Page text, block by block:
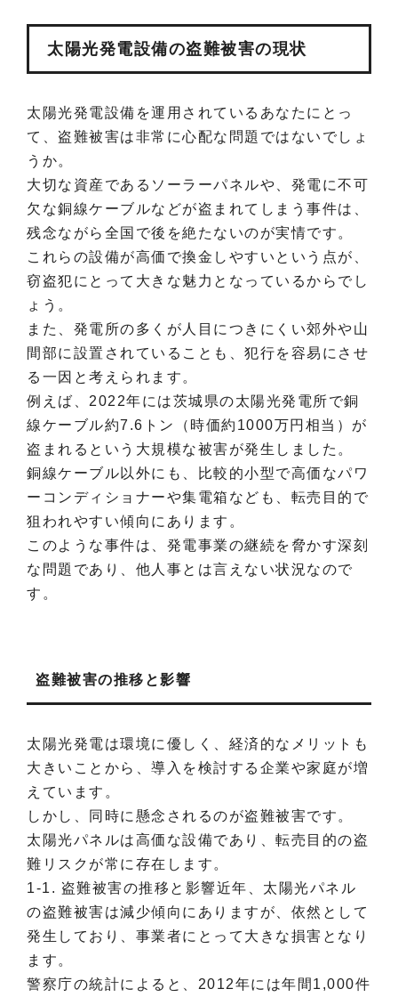
太陽光発電設備の盗難被害の現状
太陽光発電設備を運用されているあなたにとっ
て、盗難被害は非常に心配な問題ではないでしょ
うか。
大切な資産であるソーラーパネルや、発電に不可
欠な銅線ケーブルなどが盗まれてしまう事件は、
残念ながら全国で後を絶たないのが実情です。
これらの設備が高価で換金しやすいという点が、
窃盗犯にとって大きな魅力となっているからでし
ょう。
また、発電所の多くが人目につきにくい郊外や山
間部に設置されていることも、犯行を容易にさせ
る一因と考えられます。
例えば、2022年には茨城県の太陽光発電所で銅
線ケーブル約7.6トン（時価約1000万円相当）が
盗まれるという大規模な被害が発生しました。
銅線ケーブル以外にも、比較的小型で高価なパワ
ーコンディショナーや集電箱なども、転売目的で
狙われやすい傾向にあります。
このような事件は、発電事業の継続を脅かす深刻
な問題であり、他人事とは言えない状況なので
す。
盗難被害の推移と影響
太陽光発電は環境に優しく、経済的なメリットも
大きいことから、導入を検討する企業や家庭が増
えています。
しかし、同時に懸念されるのが盗難被害です。
太陽光パネルは高価な設備であり、転売目的の盗
難リスクが常に存在します。
1-1. 盗難被害の推移と影響近年、太陽光パネル
の盗難被害は減少傾向にありますが、依然として
発生しており、事業者にとって大きな損害となり
ます。
警察庁の統計によると、2012年には年間1,000件